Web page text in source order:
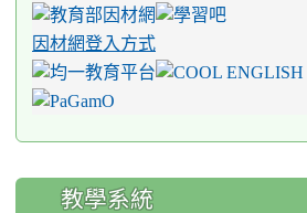
因材網登入方式
教學系統